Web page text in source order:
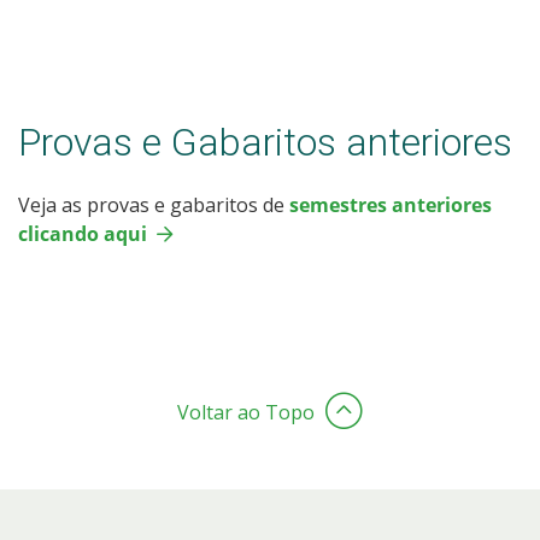
Provas e Gabaritos anteriores
Veja as provas e gabaritos de semestres anteriores
clicando aqui
Voltar ao Topo